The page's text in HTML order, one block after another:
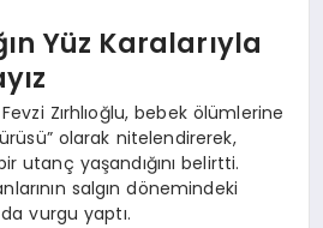
Yüz Karalarıyla
Zırhlıoğlu, bebek ölümlerine
olarak nitelendirerek,
utanç yaşandığını belirtti.
salgın dönemindeki
vurgu yaptı.